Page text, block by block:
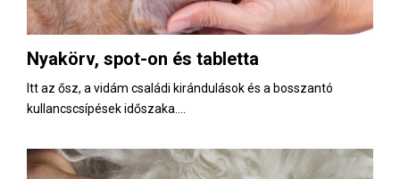
Nyakörv, spot-on és tabletta
Itt az ősz, a vidám családi kirándulások és a bosszantó
kullancscsípések időszaka....